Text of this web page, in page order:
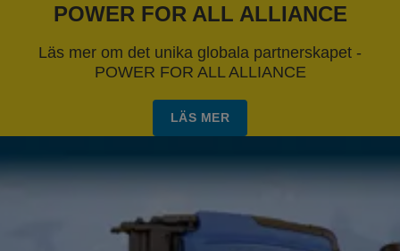
POWER FOR ALL ALLIANCE
Läs mer om det unika globala partnerskapet -
POWER FOR ALL ALLIANCE
LÄS MER